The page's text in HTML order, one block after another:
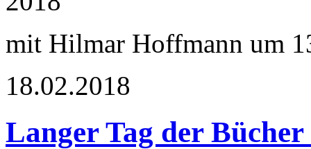
mit Hilmar Hoffmann um
18.02.2018
Langer Tag der Bücher